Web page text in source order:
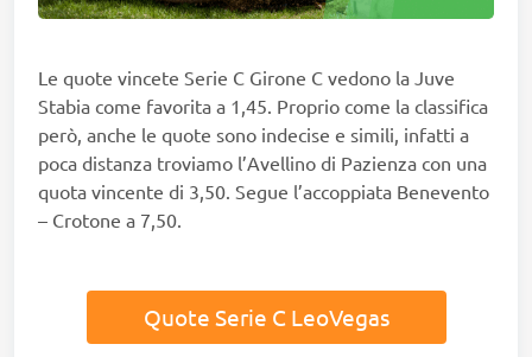
Le quote vincete Serie C Girone C vedono la Juve
Stabia come favorita a 1,45. Proprio come la classifica
però, anche le quote sono indecise e simili, infatti a
poca distanza troviamo l’Avellino di Pazienza con una
quota vincente di 3,50. Segue l’accoppiata Benevento
– Crotone a 7,50.
Quote Serie C LeoVegas